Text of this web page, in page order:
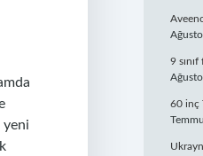
yeni
9
60 inç